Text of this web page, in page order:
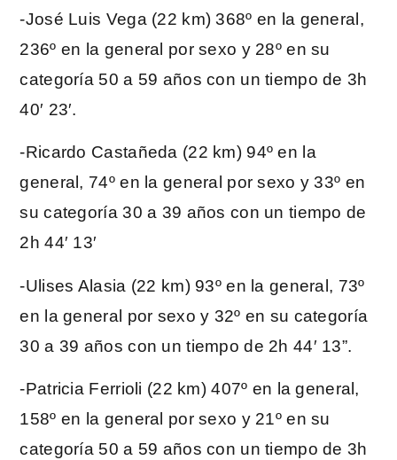
-José Luis Vega (22 km) 368º en la general,
236º en la general por sexo y 28º en su
categoría 50 a 59 años con un tiempo de 3h
40′ 23′.
-Ricardo Castañeda (22 km) 94º en la
general, 74º en la general por sexo y 33º en
su categoría 30 a 39 años con un tiempo de
2h 44′ 13′
-Ulises Alasia (22 km) 93º en la general, 73º
en la general por sexo y 32º en su categoría
30 a 39 años con un tiempo de 2h 44′ 13”.
-Patricia Ferrioli (22 km) 407º en la general,
158º en la general por sexo y 21º en su
categoría 50 a 59 años con un tiempo de 3h